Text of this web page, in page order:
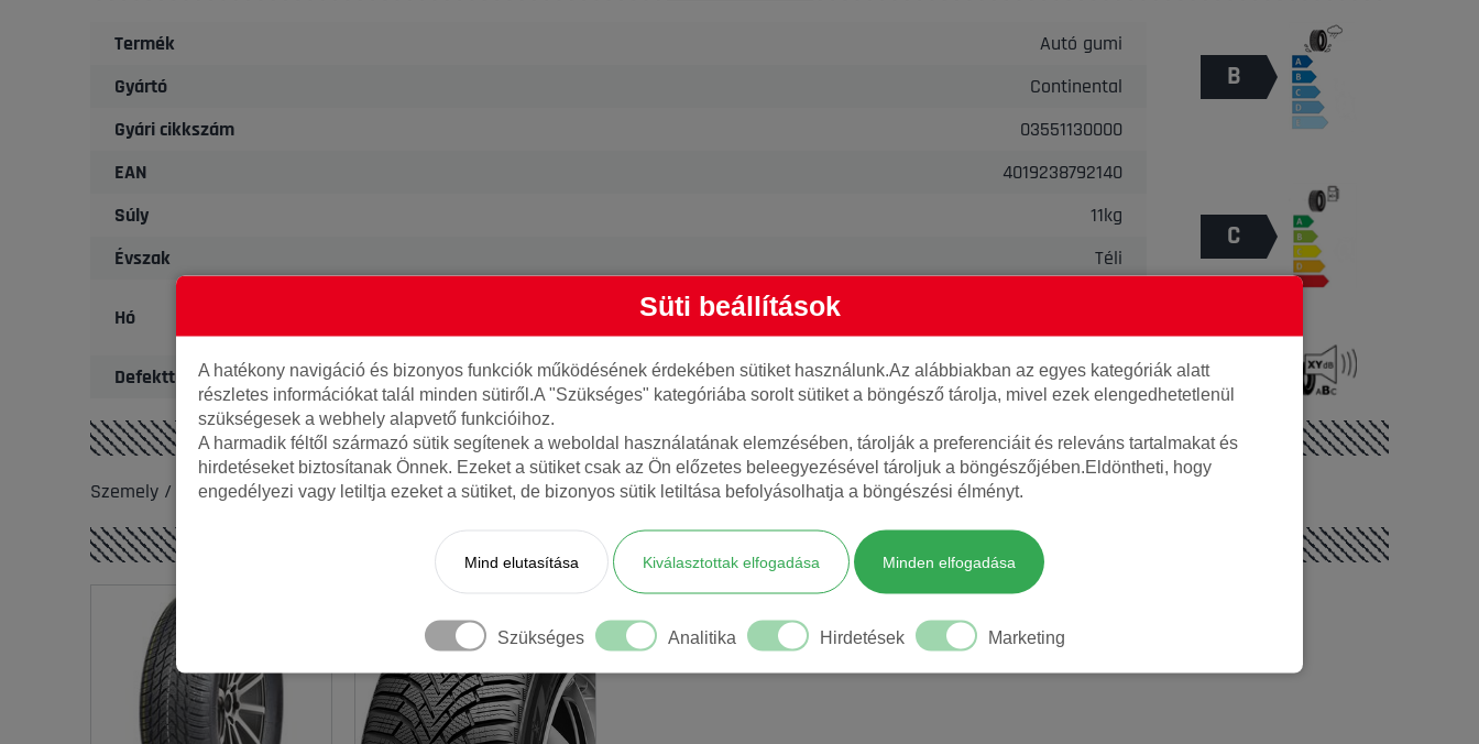
Termék
Autó gumi
Gyártó
Continental
Gyári cikkszám
03551130000
EAN
4019238792140
Súly
11kg
Évszak
Téli
Hó
Defekttűrő Nem
B
C
72 dB
BŐVEBB INFORMÁCIÓ
Szemely / SUV
AJÁNLOTT TERMÉKEK
Süti beállítások
A hatékony navigáció és bizonyos funkciók működésének érdekében sütiket használunk.Az alábbiakban az egyes kategóriák alatt
részletes információkat talál minden sütiről.A "Szükséges" kategóriába sorolt sütiket a böngésző tárolja, mivel ezek elengedhetetlenül
szükségesek a webhely alapvető funkcióihoz.
A harmadik féltől származó sütik segítenek a weboldal használatának elemzésében, tárolják a preferenciáit és releváns tartalmakat és
hirdetéseket biztosítanak Önnek. Ezeket a sütiket csak az Ön előzetes beleegyezésével tároljuk a böngészőjében.Eldöntheti, hogy
engedélyezi vagy letiltja ezeket a sütiket, de bizonyos sütik letiltása befolyásolhatja a böngészési élményt.
Mind elutasítása Kiválasztottak elfogadása Minden elfogadása
Szükséges Analitika Hirdetések Marketing